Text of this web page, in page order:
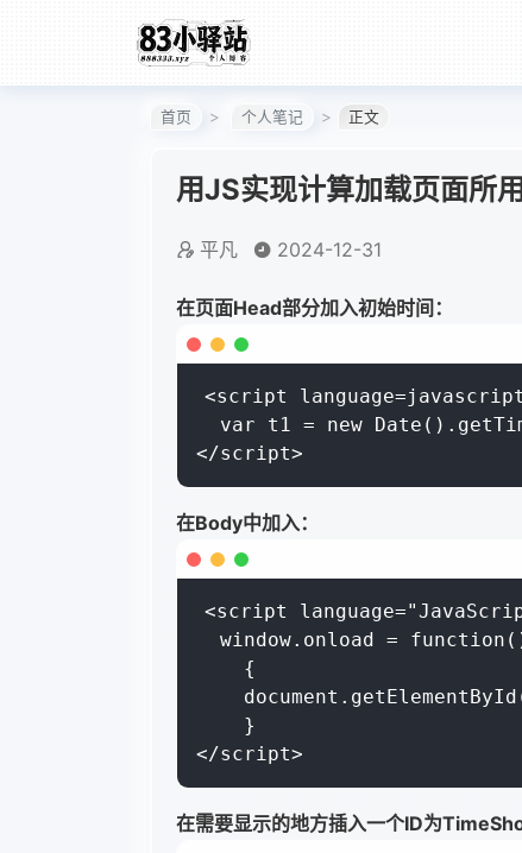
首页 个人笔记 正文
用JS实现计算加载页面所
平凡 2024-12-31
在页面Head部分加入初始时间：
<script
var t1 = new
</script>
在Body中加入：
<script
window.onload =
    {
    }
</script>
在需要显示的地方插入一个ID为